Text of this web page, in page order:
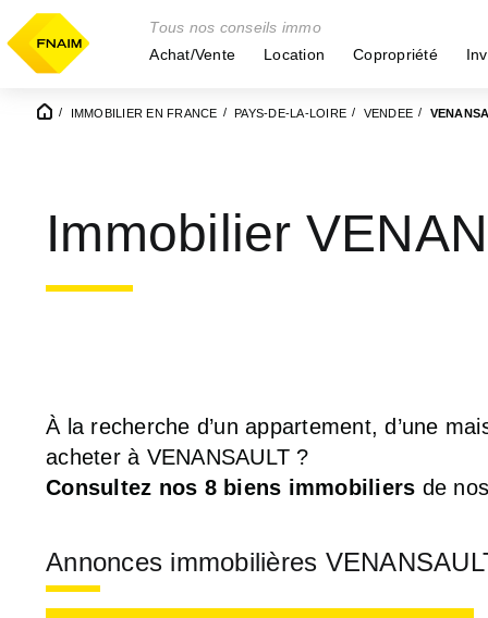
Tous nos conseils immo
Achat/Vente
Location Copropriété
IMMOBILIER EN FRANCE PAYS-DE-LA-LOIRE VENDEE
Immobilier
À la recherche d’un appartement, d’une
acheter à VENANSAULT ?
Consultez nos 8 biens immobiliers de
Annonces immobilières